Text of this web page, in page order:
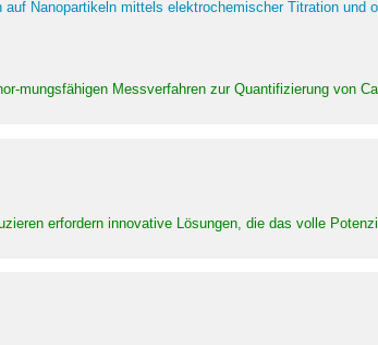
Nanopartikeln mittels elektrochemischer Titration und
mungsfähigen Messverfahren zur Quantifizierung von
erfordern innovative Lösungen, die das volle